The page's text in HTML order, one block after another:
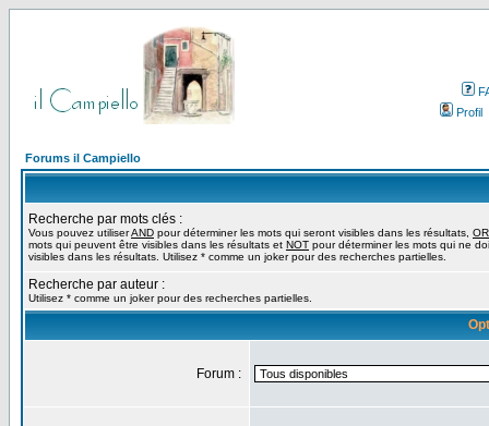
Profil
Forums il Campiello
Recherche par mots clés :
Vous pouvez utiliserAND pour déterminer les mots qui seront visibles dans les résultats, OR
mots qui peuvent être visibles dans les résultats et NOT pour déterminer les mots qui ne
visibles dans les résultats. Utilisez * comme un joker pour des recherches partielles.
Recherche par auteur :
Utilisez * comme un joker pour des recherches partielles.
Forum :